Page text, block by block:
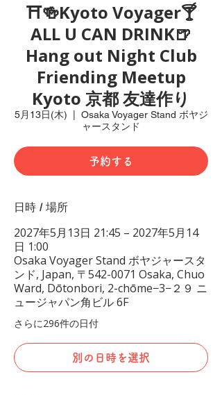
⛩🍻Kyoto Voyager🍸
ALL U CAN DRINK🍺
Hang out Night Club
Friending Meetup
Kyoto 京都 友達作り
5月13日(木)
Osaka Voyager Stand ボヤジ
ャースタンド
予約する
日時 / 場所
2027年5月13日 21:45 – 2027年5月14
日 1:00
Osaka Voyager Stand ボヤジャースタ
ンド, Japan, 〒542-0071 Osaka, Chuo
Ward, Dōtonbori, 2-chōme−3−２９ ニ
ュージャパン角ビル 6F
さらに296件の日付
別の日時を選択